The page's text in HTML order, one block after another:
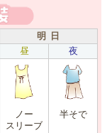
明 日
昼 夜
ノー
スリーブ
半そで